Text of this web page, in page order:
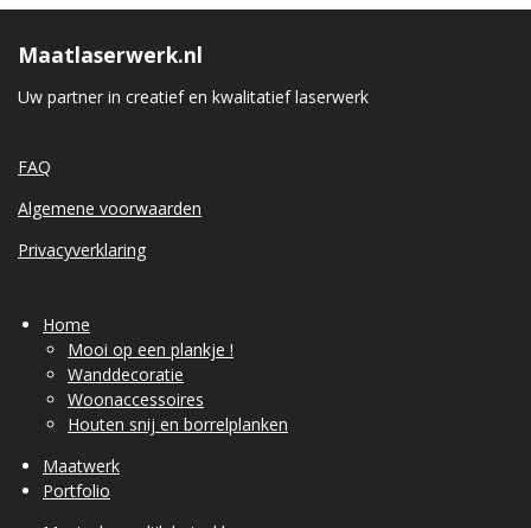
Maatlaserwerk.nl
Uw partner in creatief en kwalitatief laserwerk
FAQ
Algemene voorwaarden
Privacyverklaring
Home
Mooi op een plankje !
Wanddecoratie
Woonaccessoires
Houten snij en borrelplanken
Maatwerk
Portfolio